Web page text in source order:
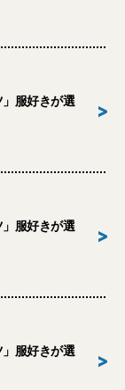
服好きが選
>
服好きが選
>
服好きが選
>